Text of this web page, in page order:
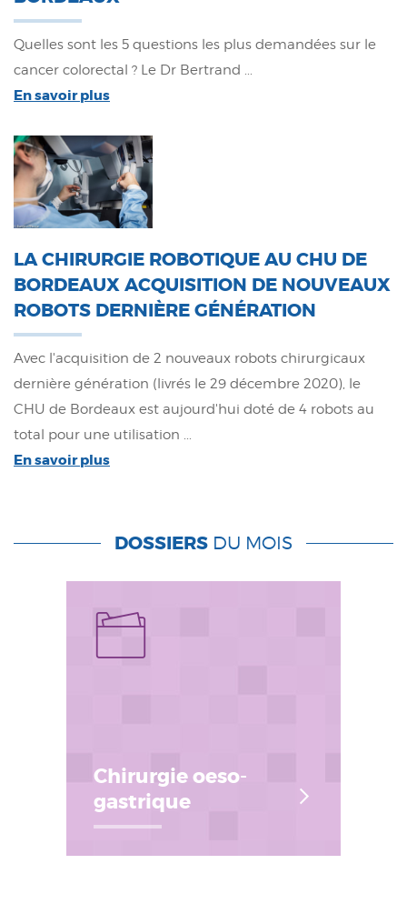
Quelles sont les 5 questions les plus demandées sur le
cancer colorectal ? Le Dr Bertrand ...
En savoir plus
LA CHIRURGIE ROBOTIQUE AU CHU DE
BORDEAUX ACQUISITION DE NOUVEAUX
ROBOTS DERNIÈRE GÉNÉRATION
Avec l'acquisition de 2 nouveaux robots chirurgicaux
dernière génération (livrés le 29 décembre 2020), le
CHU de Bordeaux est aujourd'hui doté de 4 robots au
total pour une utilisation ...
En savoir plus
DOSSIERS DU MOIS
Chirurgie oeso-
gastrique